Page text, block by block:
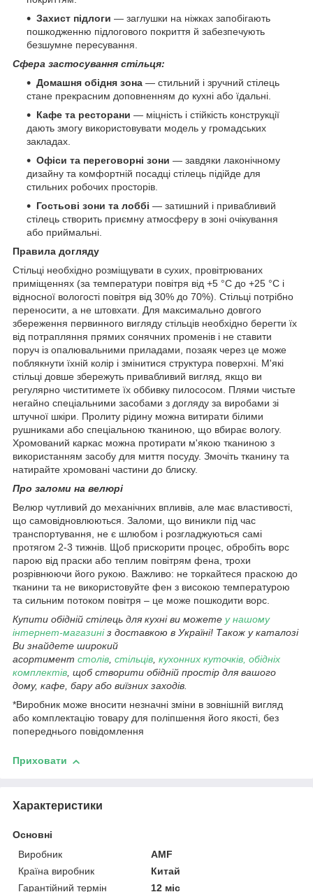
Захист підлоги — заглушки на ніжках запобігають
пошкодженню підлогового покриття й забезпечують
безшумне пересування.
Сфера застосування стільця:
Домашня обідня зона — стильний і зручний стілець
стане прекрасним доповненням до кухні або їдальні.
Кафе та ресторани — міцність і стійкість конструкції
дають змогу використовувати модель у громадських
закладах.
Офіси та переговорні зони — завдяки лаконічному
дизайну та комфортній посадці стілець підійде для
стильних робочих просторів.
Гостьові зони та лоббі — затишний і привабливий
стілець створить приємну атмосферу в зоні очікування
або приймальні.
Правила догляду
Стільці необхідно розміщувати в сухих, провітрюваних
приміщеннях (за температури повітря від +5 °C до +25 °C і
відносної вологості повітря від 30% до 70%). Стільці потрібно
переносити, а не штовхати. Для максимально довгого
збереження первинного вигляду стільців необхідно берегти їх
від потрапляння прямих сонячних променів і не ставити
поруч із опалювальними приладами, позаяк через це може
поблякнути їхній колір і змінитися структура поверхні. М'які
стільці довше збережуть привабливий вигляд, якщо ви
регулярно чиститимете їх оббивку пилососом. Плями чистьте
негайно спеціальними засобами з догляду за виробами зі
штучної шкіри. Пролиту рідину можна витирати білими
рушниками або спеціальною тканиною, що вбирає вологу.
Хромований каркас можна протирати м'якою тканиною з
використанням засобу для миття посуду. Змочіть тканину та
натирайте хромовані частини до блиску.
Про заломи на велюрі
Велюр чутливий до механічних впливів, але має властивості,
що самовідновлюються. Заломи, що виникли під час
транспортування, не є шлюбом і розгладжуються самі
протягом 2-3 тижнів. Щоб прискорити процес, обробіть ворс
парою від праски або теплим повітрям фена, трохи
розрівнюючи його рукою. Важливо: не торкайтеся праскою до
тканини та не використовуйте фен з високою температурою
та сильним потоком повітря – це може пошкодити ворс.
Купити обідній стілець для кухні ви можете у нашому
інтернет-магазиніз доставкою в Україні! Також у каталозі
Ви знайдете широкий
асортимент столів, стільців, кухонних куточків, обідніх
комплектів, щоб створити обідній простір для вашого
дому, кафе, бару або виїзних заходів.
*Виробник може вносити незначні зміни в зовнішній вигляд
або комплектацію товару для поліпшення його якості, без
попереднього повідомлення
Приховати
Характеристики
Основні
Виробник
AMF
Країна виробник
Китай
Гарантійний термін
12 міс